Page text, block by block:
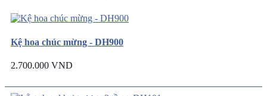
Kệ hoa chúc mừng - DH900
2.700.000 VND